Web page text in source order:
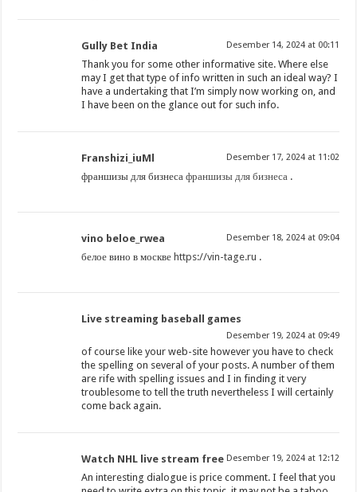
Gully Bet India Desember 14, 2024 at 00:11
Thank you for some other informative site. Where else
may I get that type of info written in such an ideal way? I
have a undertaking that I’m simply now working on, and
I have been on the glance out for such info.
Franshizi_iuMl Desember 17, 2024 at 11:02
франшизы для бизнесафраншизы для бизнеса .
vino beloe_rwea Desember 18, 2024 at 09:04
белое вино в москве https://vin-tage.ru .
Live streaming baseball games
Desember 19, 2024 at 09:49
of course like your web-site however you have to check
the spelling on several of your posts. A number of them
are rife with spelling issues and I in finding it very
troublesome to tell the truth nevertheless I will certainly
come back again.
Watch NHL live stream free Desember 19, 2024 at 12:12
An interesting dialogue is price comment. I feel that you